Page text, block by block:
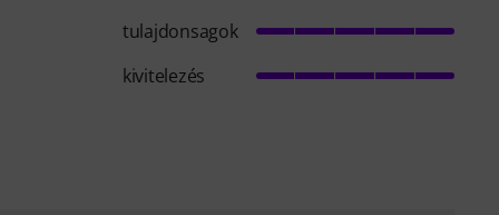
tulajdonsagok
kivitelezés